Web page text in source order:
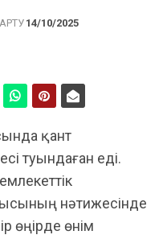
14/10/2025
қант
туындаған еді.
нәтижесінде
өңірде өнім